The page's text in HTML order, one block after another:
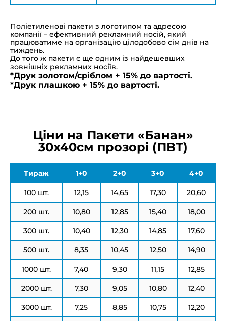
Поліетиленові пакети з логотипом та адресою
компанії – ефективний рекламний носій, який
працюватиме на організацію цілодобово сім днів на
тиждень.
До того ж пакети є ще одним із найдешевших
зовнішніх рекламних носіїв.
*Друк золотом/сріблом + 15% до вартості.
*Друк плашкою + 15% до вартості.
Ціни на Пакети «Банан»
30х40см прозорі (ПВТ)
Тираж 1+0 2+0 3+0 4+0
100 шт. 12,15 14,65 17,30 20,60
200 шт. 10,80 12,85 15,40 18,00
300 шт. 10,40 12,30 14,85 17,60
500 шт. 8,35 10,45 12,50 14,90
1000 шт. 7,40 9,30 11,15 12,85
2000 шт. 7,30 9,05 10,80 12,40
3000 шт. 7,25 8,85 10,75 12,20